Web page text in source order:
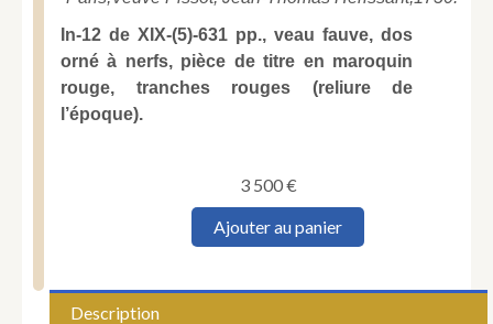
In-12 de XIX-(5)-631 pp., veau fauve, dos
orné à nerfs, pièce de titre en maroquin
rouge, tranches rouges (reliure de
l’époque).
3 500€
quantitéAjouter au panier
Description